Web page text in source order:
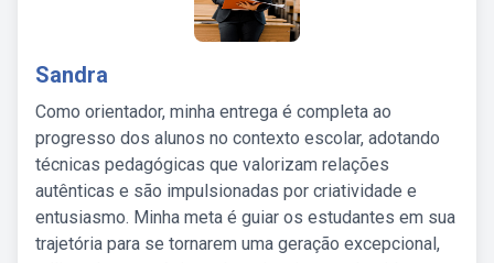
Sandra
Como orientador, minha entrega é completa ao
progresso dos alunos no contexto escolar, adotando
técnicas pedagógicas que valorizam relações
autênticas e são impulsionadas por criatividade e
entusiasmo. Minha meta é guiar os estudantes em sua
trajetória para se tornarem uma geração excepcional,